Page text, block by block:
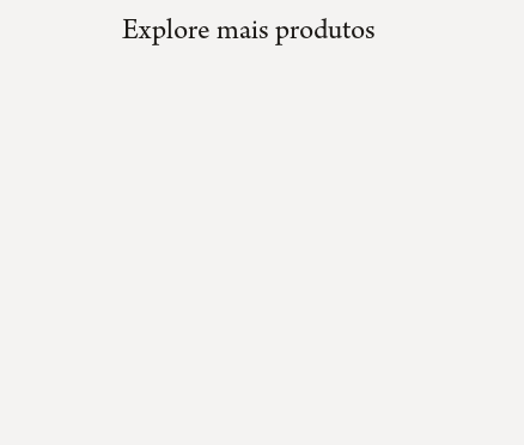
Explore mais produtos